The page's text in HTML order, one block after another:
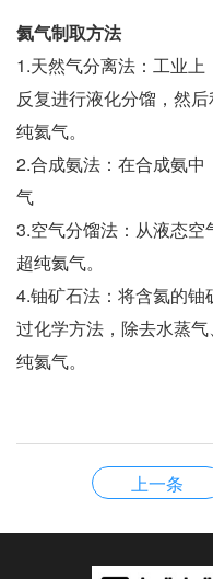
氦气制取方法
1.天然气分离法：工业上
反复进行液化分馏，然
纯氦气。
2.合成氨法：在合成氨
气
3.空气分馏法：从液态
超纯氦气。
4.铀矿石法：将含氦的
过化学方法，除去水蒸
纯氦气。
上一条